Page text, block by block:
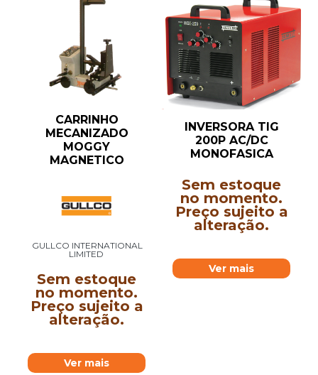
CARRINHO
MECANIZADO
MOGGY
MAGNETICO
GULLCO INTERNATIONAL
LIMITED
Sem estoque
no momento.
Preço sujeito a
alteração.
Ver mais
INVERSORA TIG
200P AC/DC
MONOFASICA
Sem estoque
no momento.
Preço sujeito a
alteração.
Ver mais